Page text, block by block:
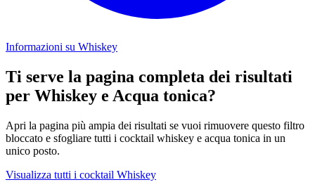
Informazioni su Whiskey
Ti serve la pagina completa dei risultati
per Whiskey e Acqua tonica?
Apri la pagina più ampia dei risultati se vuoi rimuovere questo filtro
bloccato e sfogliare tutti i cocktail whiskey e acqua tonica in un
unico posto.
Visualizza tutti i cocktail Whiskey